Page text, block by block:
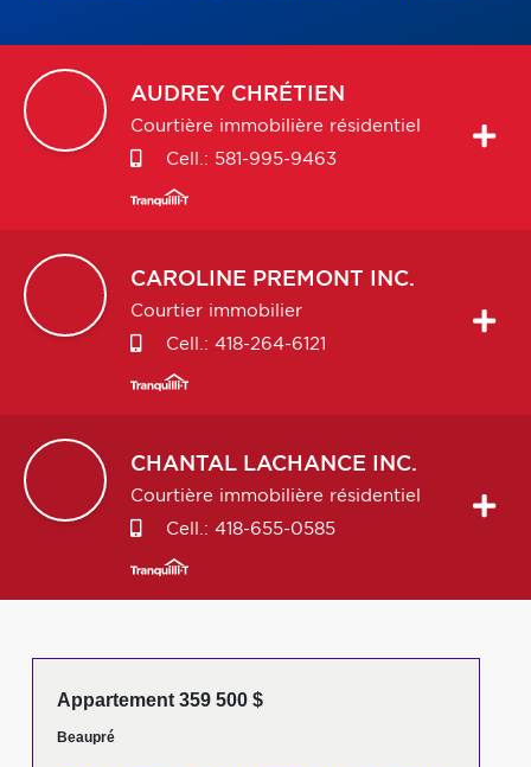
AUDREY CHRÉTIEN
Courtière immobilière résidentiel
Cell.: 581-995-9463
CAROLINE PREMONT INC.
Courtier immobilier
Cell.: 418-264-6121
CHANTAL LACHANCE INC.
Courtière immobilière résidentiel
Cell.: 418-655-0585
Appartement 359 500 $
Beaupré